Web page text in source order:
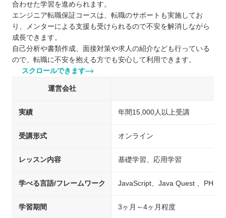
合わせた学習を進められます。
エンジニア転職保証コースは、転職のサポートも実施してお
り、メンターによる支援も受けられるので不安を解消しながら
成長できます。
自己分析や書類作成、面接対策や求人の紹介なども行っている
ので、転職に不安を抱える方でも安心して利用できます。
スクロールできます
運営会社
実績 年間15,000人以上受講
受講形式 オンライン
レッスン内容 基礎学習、応用学習
学べる言語/フレームワーク JavaScript、Java Quest 、PHP
学習期間 3ヶ月～4ヶ月程度